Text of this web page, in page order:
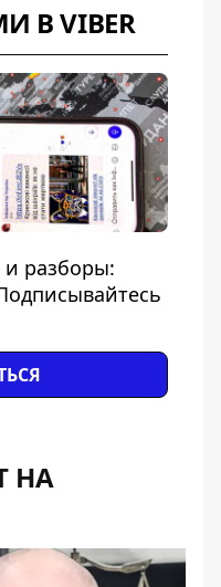
В VIBER
разборы:
НА